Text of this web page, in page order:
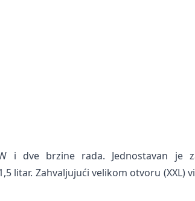
i dve brzine rada. Jednostavan
litar. Zahvaljujući velikom otvoru (XXL)